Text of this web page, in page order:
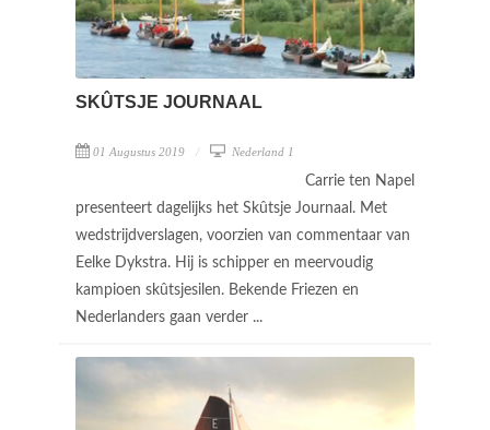
SKÛTSJE JOURNAAL
01 Augustus 2019 Nederland 1
Carrie ten Napel
presenteert dagelijks het Skûtsje Journaal. Met
wedstrijdverslagen, voorzien van commentaar van
Eelke Dykstra. Hij is schipper en meervoudig
kampioen skûtsjesilen. Bekende Friezen en
Nederlanders gaan verder ...